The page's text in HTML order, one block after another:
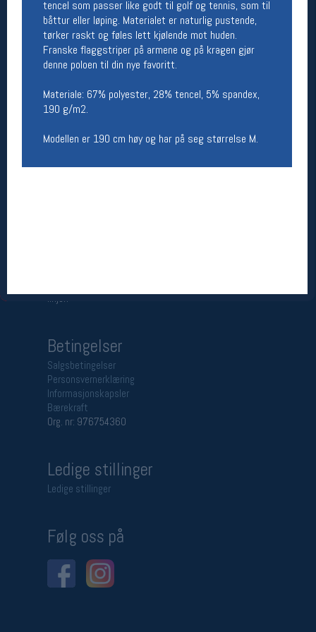
tencel som passer like godt til golf og tennis, som til
båttur eller løping. Materialet er naturlig pustende,
tørker raskt og føles lett kjølende mot huden.
Franske flaggstriper på armene og på kragen gjør
denne poloen til din nye favoritt.
Materiale: 67% polyester, 28% tencel, 5% spandex,
190 g/m2.
Modellen er 190 cm høy og har på seg størrelse M.
Åpningstider butikk
Man-Fredag:
11-18
Lørdag:
11-16
Team Oslo Sportslager
Magasinet
Medlemstilbud og aktiviteter
linjen
Betingelser
Salgsbetingelser
Personsvernerklæring
Informasjonskapsler
Bærekraft
Org. nr: 976754360
Ledige stillinger
Ledige stillinger
Følg oss på